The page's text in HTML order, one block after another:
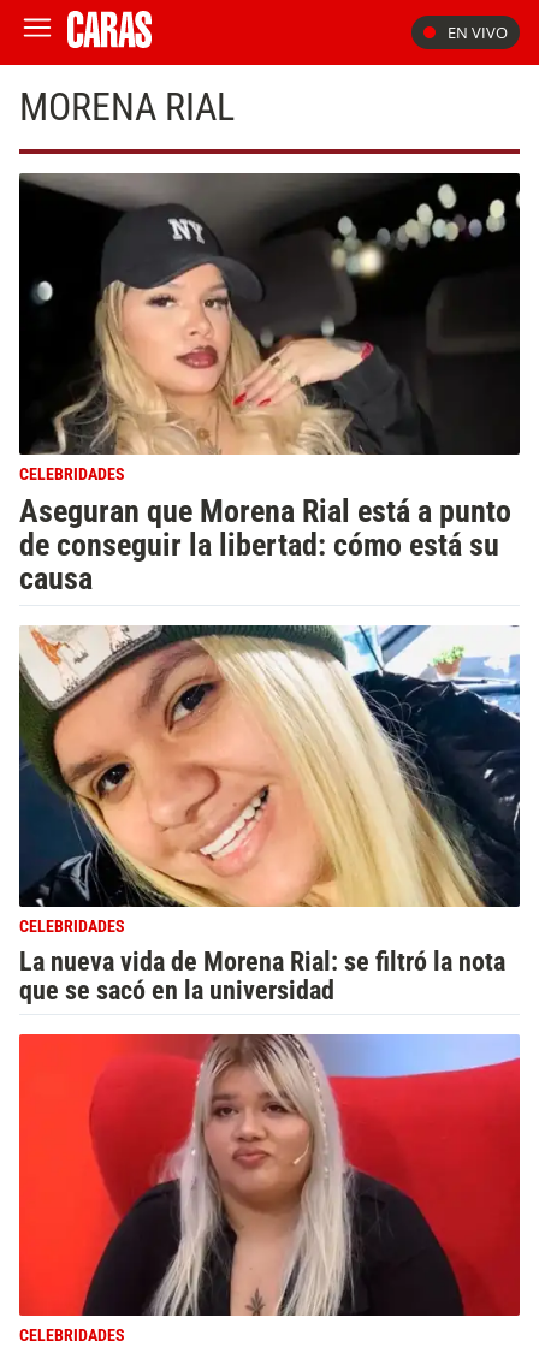
EN VIVO
MORENA RIAL
CELEBRIDADES
Aseguran que Morena Rial está a punto
de conseguir la libertad: cómo está su
causa
CELEBRIDADES
La nueva vida de Morena Rial: se filtró la nota
que se sacó en la universidad
CELEBRIDADES